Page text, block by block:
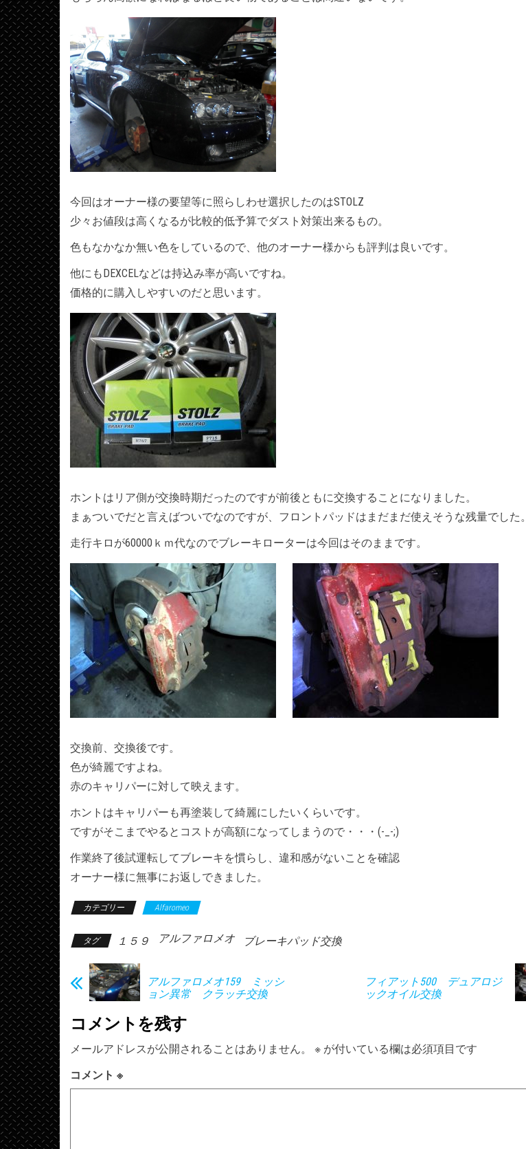
今回はオーナー様の要望等に照らしわせ選択したのはSTOLZ
少々お値段は高くなるが比較的低予算でダスト対策出来るもの。
色もなかなか無い色をしているので、他のオーナー様からも評判は良いです。
他にもDEXCELなどは持込み率が高いですね。
価格的に購入しやすいのだと思います。
ホントはリア側が交換時期だったのですが前後ともに交換することになりました。
まぁついでだと言えばついでなのですが、フロントパッドはまだまだ使えそうな残量でした。
走行キロが60000ｋｍ代なのでブレーキローターは今回はそのままです。
交換前、交換後です。
色が綺麗ですよね。
赤のキャリパーに対して映えます。
ホントはキャリパーも再塗装して綺麗にしたいくらいです。
ですがそこまでやるとコストが高額になってしまうので・・・(-_-;)
作業終了後試運転してブレーキを慣らし、違和感がないことを確認
オーナー様に無事にお返しできました。
カテゴリー Alfaromeo
タグ １５９ アルファロメオ ブレーキパッド交換
アルファロメオ159 ミッシ
ョン異常 クラッチ交換
フィアット500 デュアロジ
ックオイル交換
コメントを残す
メールアドレスが公開されることはありません。 ※ が付いている欄は必須項目です
コメント ※